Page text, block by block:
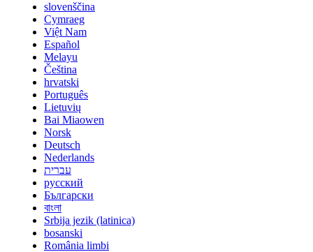
slovenščina
Cymraeg
Việt Nam
Español
Melayu
Čeština
hrvatski
Português
Lietuvių
Bai Miaowen
Norsk
Deutsch
Nederlands
עברית
русский
Български
বাংলা
Srbija jezik (latinica)
bosanski
România limbi